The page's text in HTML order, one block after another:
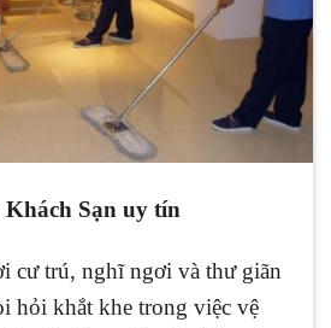
Sạn uy tín
cư trú, nghĩ ngơi và thư giãn
hỏi khắt khe trong việc vệ